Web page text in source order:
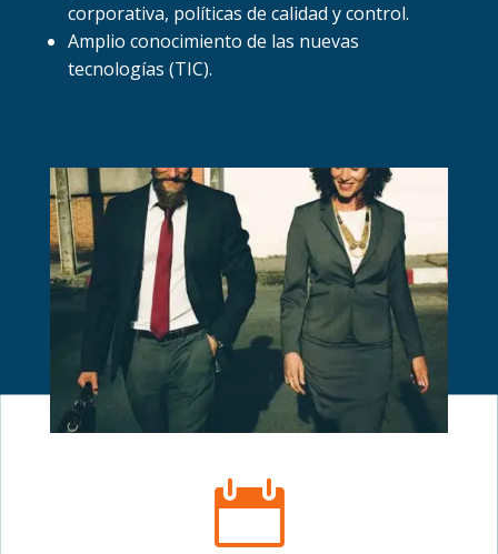
corporativa, políticas de calidad y control.
Amplio conocimiento de las nuevas
tecnologías (TIC).
